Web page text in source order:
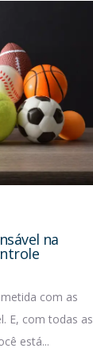
na
com as
E, com todas as
está...